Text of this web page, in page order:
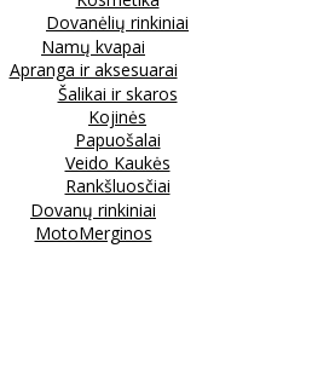
Dovanėlių rinkiniai
Namų kvapai
Apranga ir aksesuarai
Šalikai ir skaros
Kojinės
Papuošalai
Veido Kaukės
Rankšluosčiai
Dovanų rinkiniai
MotoMerginos